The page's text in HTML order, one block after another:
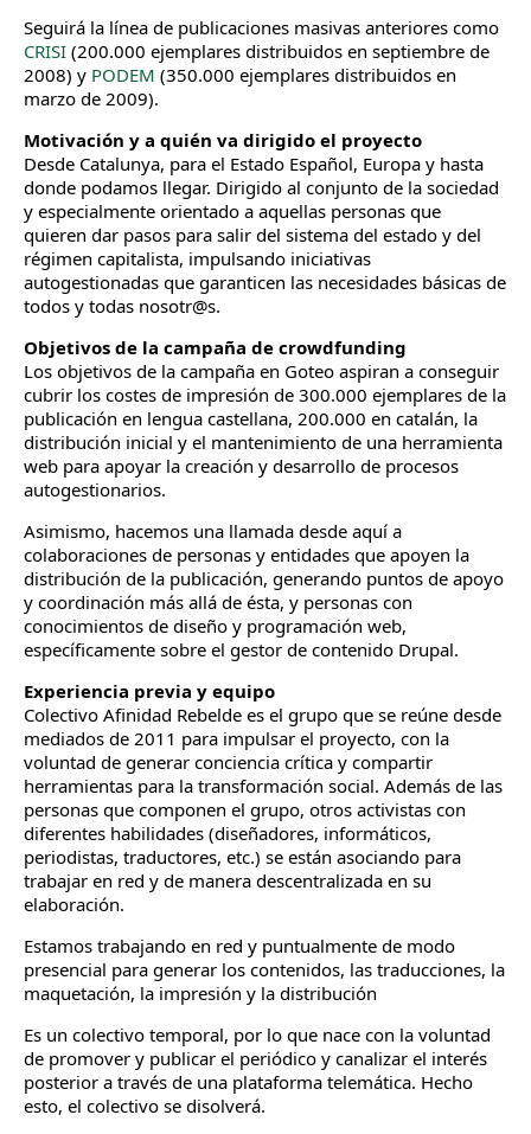
Seguirá la línea de publicaciones masivas anteriores como
CRISI (200.000 ejemplares distribuidos en septiembre de
2008) y PODEM (350.000 ejemplares distribuidos en
marzo de 2009).
Motivación y a quién va dirigido el proyecto
Desde Catalunya, para el Estado Español, Europa y hasta
donde podamos llegar. Dirigido al conjunto de la sociedad
y especialmente orientado a aquellas personas que
quieren dar pasos para salir del sistema del estado y del
régimen capitalista, impulsando iniciativas
autogestionadas que garanticen las necesidades básicas de
todos y todas nosotr@s.
Objetivos de la campaña de crowdfunding
Los objetivos de la campaña en Goteo aspiran a conseguir
cubrir los costes de impresión de 300.000 ejemplares de la
publicación en lengua castellana, 200.000 en catalán, la
distribución inicial y el mantenimiento de una herramienta
web para apoyar la creación y desarrollo de procesos
autogestionarios.
Asimismo, hacemos una llamada desde aquí a
colaboraciones de personas y entidades que apoyen la
distribución de la publicación, generando puntos de apoyo
y coordinación más allá de ésta, y personas con
conocimientos de diseño y programación web,
específicamente sobre el gestor de contenido Drupal.
Experiencia previa y equipo
Colectivo Afinidad Rebelde es el grupo que se reúne desde
mediados de 2011 para impulsar el proyecto, con la
voluntad de generar conciencia crítica y compartir
herramientas para la transformación social. Además de las
personas que componen el grupo, otros activistas con
diferentes habilidades (diseñadores, informáticos,
periodistas, traductores, etc.) se están asociando para
trabajar en red y de manera descentralizada en su
elaboración.
Estamos trabajando en red y puntualmente de modo
presencial para generar los contenidos, las traducciones, la
maquetación, la impresión y la distribución
Es un colectivo temporal, por lo que nace con la voluntad
de promover y publicar el periódico y canalizar el interés
posterior a través de una plataforma telemática. Hecho
esto, el colectivo se disolverá.